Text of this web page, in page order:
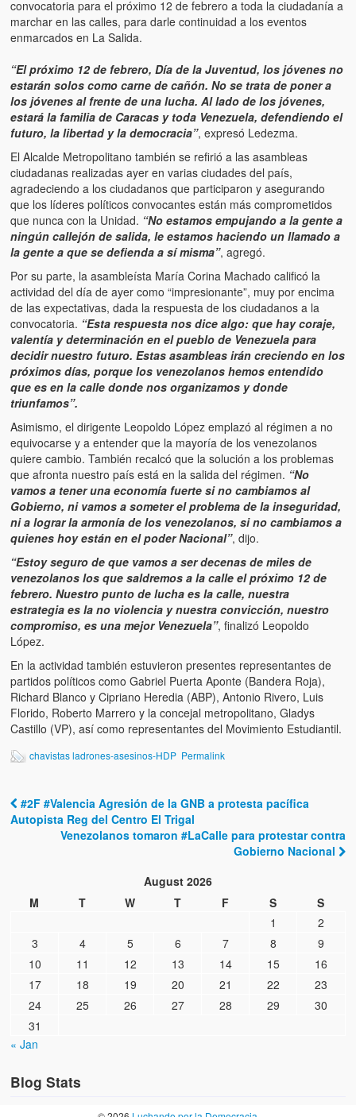
Victimas del 11 de abril de 2002
poder hasta el 31 de diciembre de 2009
Víctimas inocentes de la violencia castrista del 4 de Febrero de
1992
¡¡¡Miserable traidor, mira a tu pueblo!!! (Despicable traitor, look
your country!!!)
Fotos
Versos
Cuentos
Videos
Chistes
convocatoria para el próximo 12 de febrero a toda la ciudadanía a
marchar en las calles, para darle continuidad a los eventos
enmarcados en La Salida.
“El próximo 12 de febrero, Día de la Juventud, los jóvenes no
estarán solos como carne de cañón. No se trata de poner a
los jóvenes al frente de una lucha. Al lado de los jóvenes,
estará la familia de Caracas y toda Venezuela, defendiendo el
futuro, la libertad y la democracia”, expresó Ledezma.
El Alcalde Metropolitano también se refirió a las asambleas
ciudadanas realizadas ayer en varias ciudades del país,
agradeciendo a los ciudadanos que participaron y asegurando
que los líderes políticos convocantes están más comprometidos
que nunca con la Unidad. “No estamos empujando a la gente a
ningún callejón de salida, le estamos haciendo un llamado a
la gente a que se defienda a sí misma”, agregó.
Por su parte, la asambleísta María Corina Machado calificó la
actividad del día de ayer como “impresionante”, muy por encima
de las expectativas, dada la respuesta de los ciudadanos a la
convocatoria. “Esta respuesta nos dice algo: que hay coraje,
valentía y determinación en el pueblo de Venezuela para
decidir nuestro futuro. Estas asambleas irán creciendo en los
próximos días, porque los venezolanos hemos entendido
que es en la calle donde nos organizamos y donde
triunfamos”.
Asimismo, el dirigente Leopoldo López emplazó al régimen a no
equivocarse y a entender que la mayoría de los venezolanos
quiere cambio. También recalcó que la solución a los problemas
que afronta nuestro país está en la salida del régimen. “No
vamos a tener una economía fuerte si no cambiamos al
Gobierno, ni vamos a someter el problema de la inseguridad,
ni a lograr la armonía de los venezolanos, si no cambiamos a
quienes hoy están en el poder Nacional”, dijo.
“Estoy seguro de que vamos a ser decenas de miles de
venezolanos los que saldremos a la calle el próximo 12 de
febrero. Nuestro punto de lucha es la calle, nuestra
estrategia es la no violencia y nuestra convicción, nuestro
compromiso, es una mejor Venezuela”, finalizó Leopoldo
López.
En la actividad también estuvieron presentes representantes de
partidos políticos como Gabriel Puerta Aponte (Bandera Roja),
Richard Blanco y Cipriano Heredia (ABP), Antonio Rivero, Luis
Florido, Roberto Marrero y la concejal metropolitano, Gladys
Castillo (VP), así como representantes del Movimiento Estudiantil.
chavistas ladrones-asesinos-HDP Permalink
Post navigation
#2F #Valencia Agresión de la GNB a protesta pacífica
Autopista Reg del Centro El Trigal
Venezolanos tomaron #LaCalle para protestar contra
Gobierno Nacional
August 2026
M
T W T F S
S
1
2
3
4 5 6 7 8
9
10
11 12 13 14 15
16
17
18 19 20 21 22
23
24
25 26 27 28 29
30
31
« Jan
Blog Stats